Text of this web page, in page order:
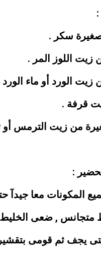
:
من زيت الترمس
:
المكونات معا جيدآ
متجانس , ضعى
يجف ثم قومى